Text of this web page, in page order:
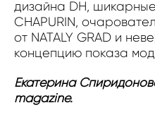
дизайна DH,
CHAPURIN,
от NATALY GRAD и
концепцию показа
Екатерина
magazine.